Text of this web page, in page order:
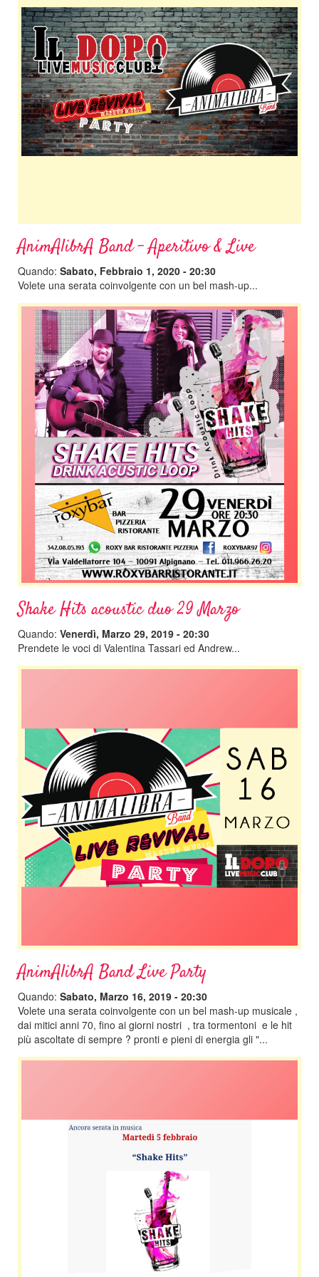
AnimAlibrA Band - Aperitivo & Live
Quando: Sabato, Febbraio 1, 2020 - 20:30
Volete una serata coinvolgente con un bel mash-up...
Shake Hits acoustic duo 29 Marzo
Quando: Venerdì, Marzo 29, 2019 - 20:30
Prendete le voci di Valentina Tassari ed Andrew...
AnimAlibrA Band Live Party
Quando: Sabato, Marzo 16, 2019 - 20:30
Volete una serata coinvolgente con un bel mash-up musicale ,
dai mitici anni 70, fino ai giorni nostri , tra tormentoni e le hit
più ascoltate di sempre ? pronti e pieni di energia gli "...